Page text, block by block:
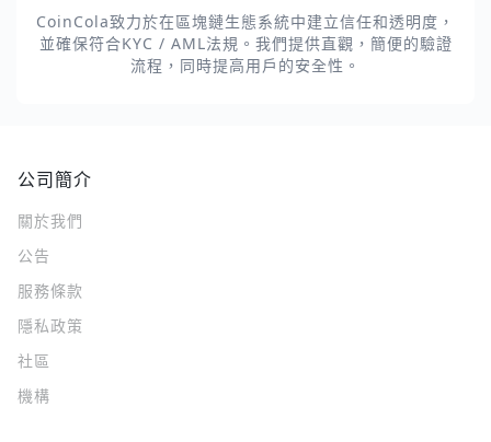
CoinCola致力於在區塊鏈生態系統中建立信任和透明度，
並確保符合KYC / AML法規。我們提供直觀，簡便的驗證
流程，同時提高用戶的安全性。
公司簡介
關於我們
公告
服務條款
隱私政策
社區
機構